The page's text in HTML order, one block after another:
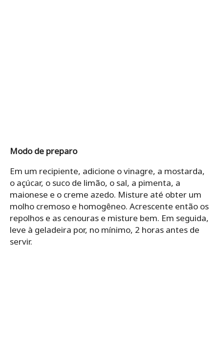
Modo de preparo
Em um recipiente, adicione o vinagre, a mostarda,
o açúcar, o suco de limão, o sal, a pimenta, a
maionese e o creme azedo. Misture até obter um
molho cremoso e homogêneo. Acrescente então os
repolhos e as cenouras e misture bem. Em seguida,
leve à geladeira por, no mínimo, 2 horas antes de
servir.